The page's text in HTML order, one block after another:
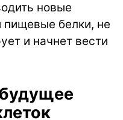
новые
пищевые белки, не
и начнет вести